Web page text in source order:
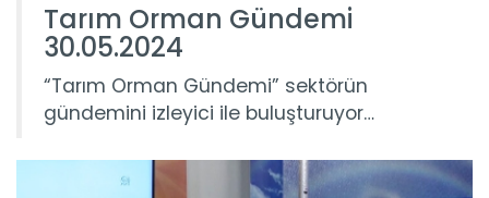
Tarım Orman Gündemi
30.05.2024
“Tarım Orman Gündemi” sektörün
gündemini izleyici ile buluşturuyor…